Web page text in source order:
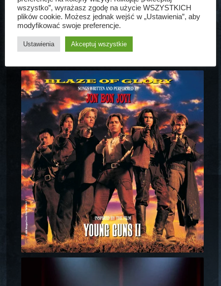
CO SŁYCHAĆ NA INSTA
wszystko”, wyrażasz zgodę na użycie WSZYSTKICH
plików cookie. Możesz jednak wejść w „Ustawienia”, aby
modyfikować swoje preferencje.
Ustawienia Akceptuj wszystkie